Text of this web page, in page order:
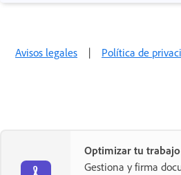
Avisos legales | Política de
Optimizar tu
Gestiona y firma